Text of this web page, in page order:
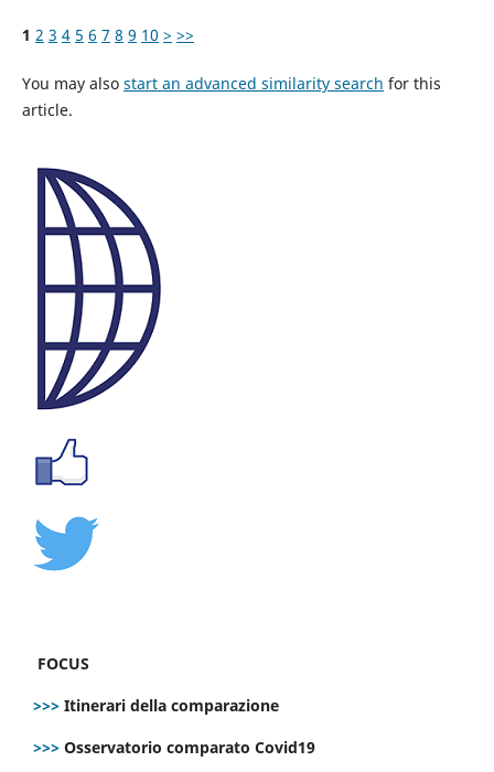
1 2 3 4 5 6 7 8 9 10 > >>
You may also start an advanced similarity search for this
article.
FOCUS
>>> Itinerari della comparazione
>>> Osservatorio comparato Covid19